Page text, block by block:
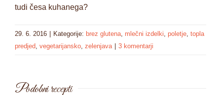
tudi česa kuhanega?
29. 6. 2016 Kategorije: brez glutena, mlečni izdelki, poletje, topla
predjed, vegetarijansko, zelenjava 3 komentarji
Podobni recepti